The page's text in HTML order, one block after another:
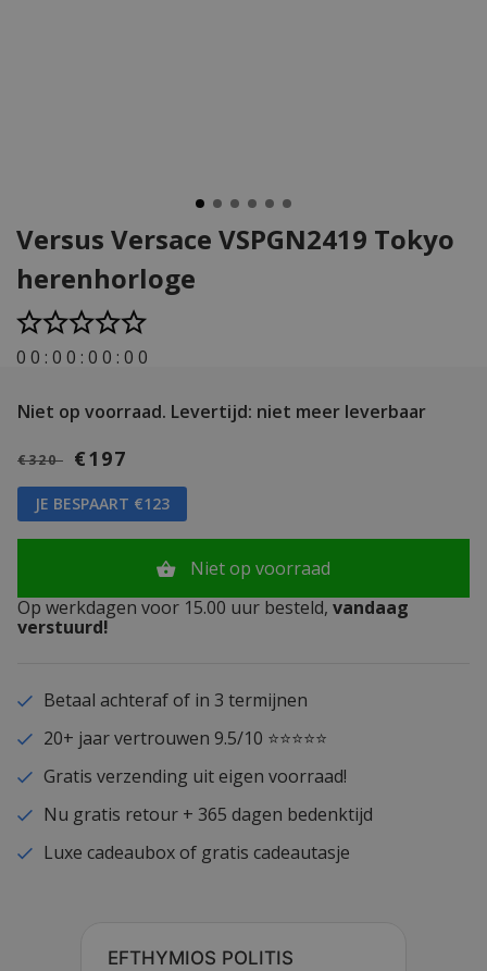
Versus Versace VSPGN2419 Tokyo
herenhorloge
0 0 : 0 0 : 0 0 : 0 0
Niet op voorraad. Levertijd: niet meer leverbaar
€320 €197
JE BESPAART €123
Niet op voorraad
Op werkdagen voor 15.00 uur besteld, vandaag
verstuurd!
Betaal achteraf of in 3 termijnen
20+ jaar vertrouwen 9.5/10 ⭐⭐⭐⭐⭐
Gratis verzending uit eigen voorraad!
Nu gratis retour + 365 dagen bedenktijd
Luxe cadeaubox of gratis cadeautasje